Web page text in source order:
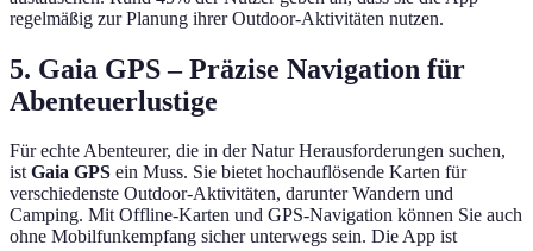
regelmäßig zur Planung ihrer Outdoor-Aktivitäten nutzen.
5. Gaia GPS – Präzise Navigation für
Abenteuerlustige
Für echte Abenteurer, die in der Natur Herausforderungen suchen,
istGaia GPS ein Muss. Sie bietet hochauflösende Karten für
verschiedenste Outdoor-Aktivitäten, darunter Wandern und
Camping. Mit Offline-Karten und GPS-Navigation können Sie auch
ohne Mobilfunkempfang sicher unterwegs sein. Die App ist